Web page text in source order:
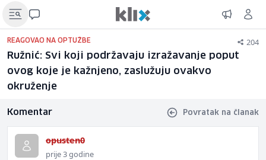
REAGOVAO NA OPTUŽBE 204
Ružnić: Svi koji podržavaju izražavanje poput
ovog koje je kažnjeno, zaslužuju ovakvo
okruženje
Komentar Povratak na članak
opusten0
prije 3 godine